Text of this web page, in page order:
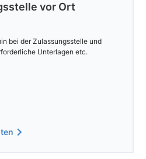
vor Ort
bei der Zulassungsstelle und
Unterlagen etc.